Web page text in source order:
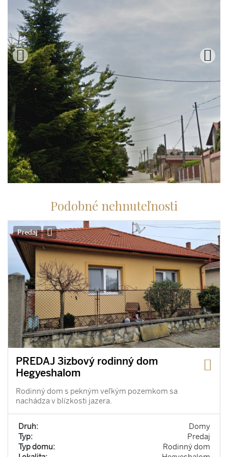
Podobné nehnuteľnosti
Predaj
PREDAJ 3izbový rodinný dom
Hegyeshalom
Rodinný dom s pekným veľkým pozemkom sa
nachádza v blízkosti jazera.
Druh:
Domy
Typ:
Predaj
Typ domu:
Rodinný dom